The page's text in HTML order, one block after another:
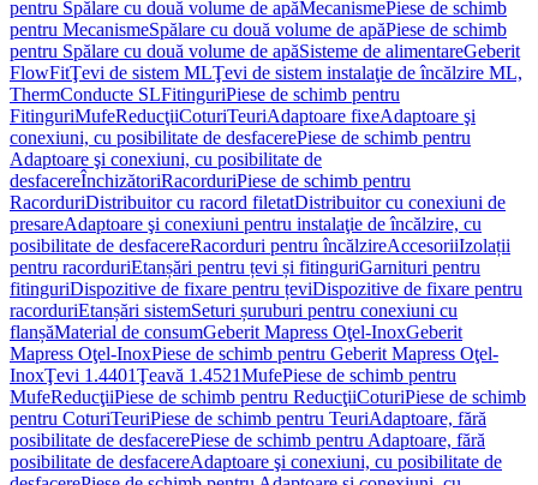
pentru Spălare cu două volume de apăMecanismePiese de schimb
pentru MecanismeSpălare cu două volume de apăPiese de schimb
pentru Spălare cu două volume de apăSisteme de alimentareGeberit
FlowFitŢevi de sistem MLŢevi de sistem instalaţie de încălzire ML,
ThermConducte SLFitinguriPiese de schimb pentru
FitinguriMufeReducţiiCoturiTeuriAdaptoare fixeAdaptoare şi
conexiuni, cu posibilitate de desfacerePiese de schimb pentru
Adaptoare şi conexiuni, cu posibilitate de
desfacereÎnchizătoriRacorduriPiese de schimb pentru
RacorduriDistribuitor cu racord filetatDistribuitor cu conexiuni de
presareAdaptoare şi conexiuni pentru instalaţie de încălzire, cu
posibilitate de desfacereRacorduri pentru încălzireAccesoriiIzolații
pentru racorduriEtanșări pentru țevi și fitinguriGarnituri pentru
fitinguriDispozitive de fixare pentru țeviDispozitive de fixare pentru
racorduriEtanșări sistemSeturi șuruburi pentru conexiuni cu
flanșăMaterial de consumGeberit Mapress Oţel-InoxGeberit
Mapress Oţel-InoxPiese de schimb pentru Geberit Mapress Oţel-
InoxŢevi 1.4401Ţeavă 1.4521MufePiese de schimb pentru
MufeReducţiiPiese de schimb pentru ReducţiiCoturiPiese de schimb
pentru CoturiTeuriPiese de schimb pentru TeuriAdaptoare, fără
posibilitate de desfacerePiese de schimb pentru Adaptoare, fără
posibilitate de desfacereAdaptoare şi conexiuni, cu posibilitate de